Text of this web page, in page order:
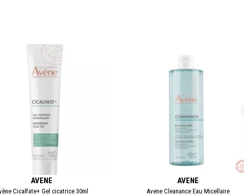
AVENE
Cicalfate+ Gel cicatrice 30ml
AVENE
Avene Cleanance Eau Micellaire